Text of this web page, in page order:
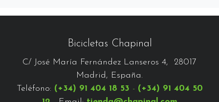
Bicicletas Chapinal
C/ José María Fernández Lanseros 4, 28017
Madrid, España.
Teléfono: (+34) 91 404 18 53 - (+34) 91 404 50